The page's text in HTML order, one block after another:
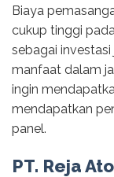
Biaya
cukup tinggi
sebagai
manfaat dalam
ingin
mendapatkan
panel.
PT. Reja